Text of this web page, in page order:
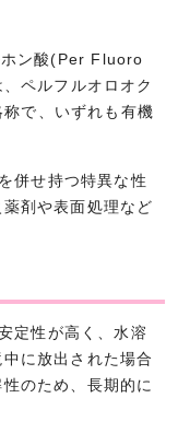
ン酸(Per Fluoro
ペルフルオロオク
で、いずれも有機
併せ持つ特異な性
剤や表面処理など
定性が高く、水溶
に放出された場合
のため、長期的に